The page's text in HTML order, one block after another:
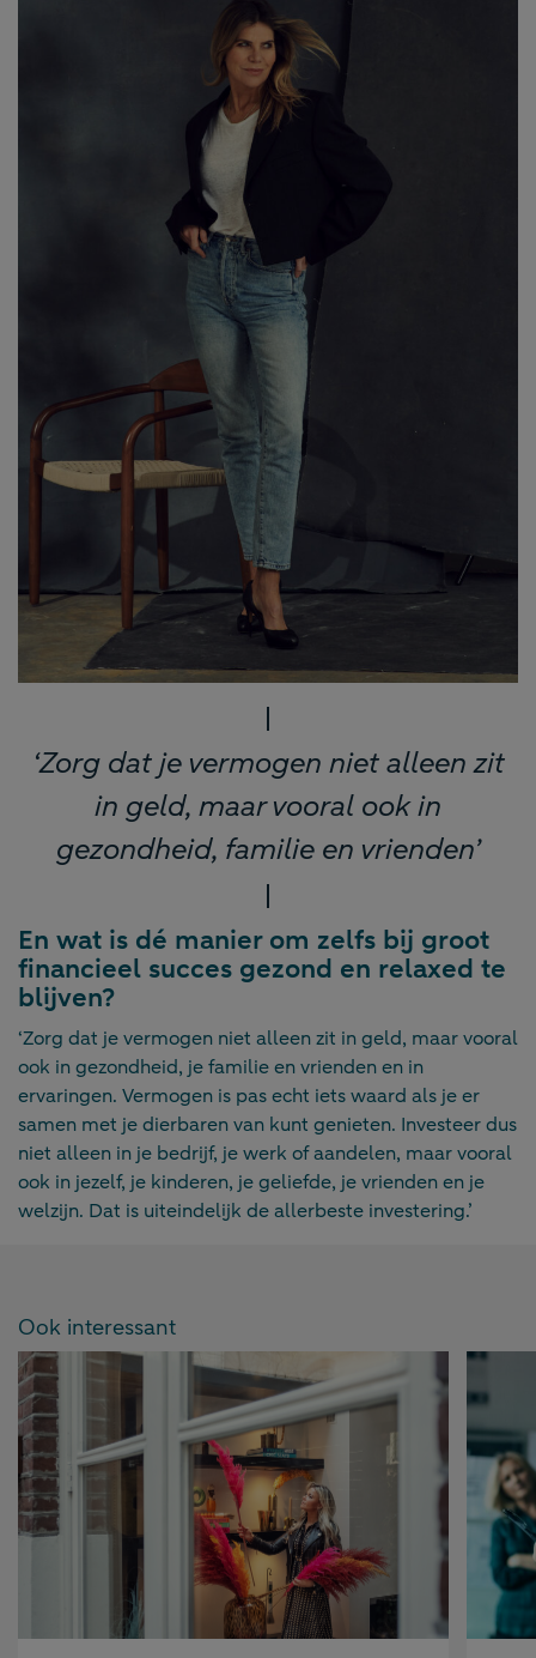
‘Zorg dat je vermogen niet alleen zit
in geld, maar vooral ook in
gezondheid, familie en vrienden’
En wat is dé manier om zelfs bij groot
financieel succes gezond en relaxed te
blijven?
‘Zorg dat je vermogen niet alleen zit in geld, maar vooral
ook in gezondheid, je familie en vrienden en in
ervaringen. Vermogen is pas echt iets waard als je er
samen met je dierbaren van kunt genieten. Investeer dus
niet alleen in je bedrijf, je werk of aandelen, maar vooral
ook in jezelf, je kinderen, je geliefde, je vrienden en je
welzijn. Dat is uiteindelijk de allerbeste investering.’
Ook interessant